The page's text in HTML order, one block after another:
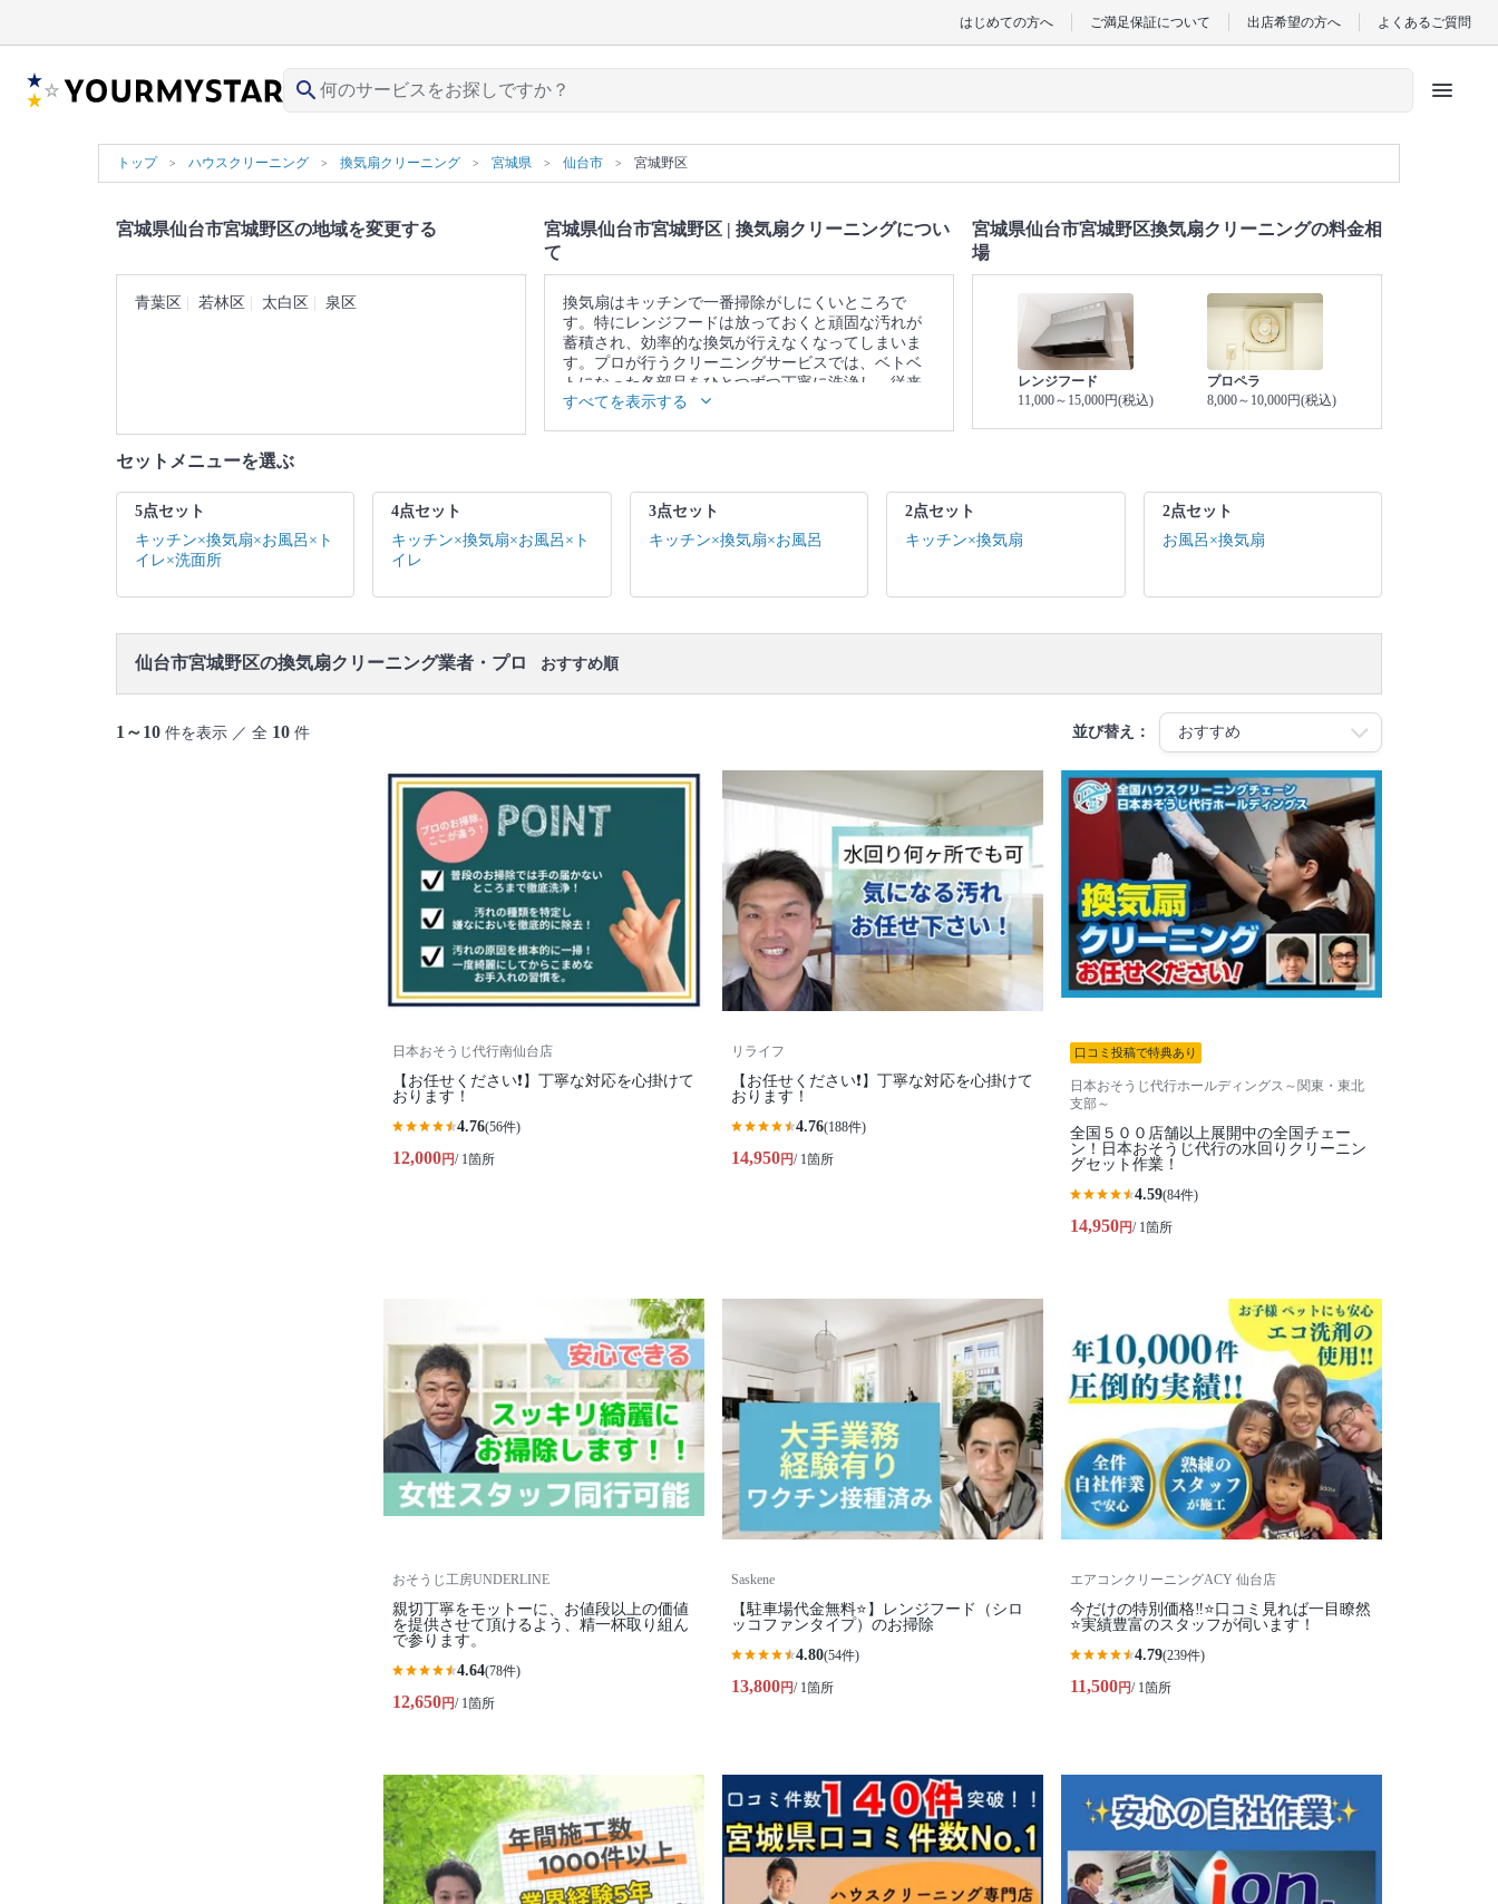
はじめての方へ ご満足保証について 出店希望の方へ よくあるご質問
search menu
トップ ハウスクリーニング 換気扇クリーニング 宮城県 仙台市 宮城野区
宮城県仙台市宮城野区の地域を変更する
青葉区 若林区 太白区 泉区
宮城県仙台市宮城野区 | 換気扇クリーニングについ
て
換気扇はキッチンで一番掃除がしにくいところで
す。特にレンジフードは放っておくと頑固な汚れが
蓄積され、効率的な換気が行えなくなってしまいま
す。プロが行うクリーニングサービスでは、ベトベ
トになった各部品をひとつずつ丁寧に洗浄し、従来
の換気力を取り戻します。
▼表示価格に含まれる換気扇クリーニングの作業範
レンジフード / 作業場所の簡易清掃
口コミ
もご参照ください。
※本ページでは一部プロモーションを含む場合があ
すべてを表示する
宮城県仙台市宮城野区換気扇クリーニングの料金相
場
レンジフード
11,000～15,000円(税込)
プロペラ
8,000～10,000円(税込)
セットメニューを選ぶ
5点セット
キッチン×換気扇×お風呂×ト
イレ×洗面所
4点セット
キッチン×換気扇×お風呂×ト
イレ
3点セット
キッチン×換気扇×お風呂
2点セット
キッチン×換気扇
2点セット
お風呂×換気扇
仙台市宮城野区の換気扇クリーニング業者・プロ おすすめ順
1～10 件を表示 ／ 全 10 件 並び替え：
日本おそうじ代行南仙台店
【お任せください❗️】丁寧な対応を心掛けて
おります！
4.76(56件)
12,000円/ 1箇所
リライフ
【お任せください❗️】丁寧な対応を心掛けて
おります！
4.76(188件)
14,950円/ 1箇所
口コミ投稿で特典あり
日本おそうじ代行ホールディングス～関東・東北
支部～
全国５００店舗以上展開中の全国チェー
ン！日本おそうじ代行の水回りクリーニン
グセット作業！
4.59(84件)
14,950円/ 1箇所
おそうじ工房UNDERLINE
親切丁寧をモットーに、お値段以上の価値
を提供させて頂けるよう、精一杯取り組ん
で参ります。
4.64(78件)
12,650円/ 1箇所
Saskene
【駐車場代金無料⭐️】レンジフード（シロ
ッコファンタイプ）のお掃除
4.80(54件)
13,800円/ 1箇所
エアコンクリーニングACY 仙台店
今だけの特別価格‼️⭐口コミ見れば一目瞭然
⭐実績豊富のスタッフが伺います！
4.79(239件)
11,500円/ 1箇所